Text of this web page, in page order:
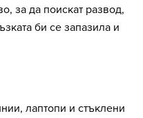
за да поискат развод,
би се запазила и
лаптопи и стъклени